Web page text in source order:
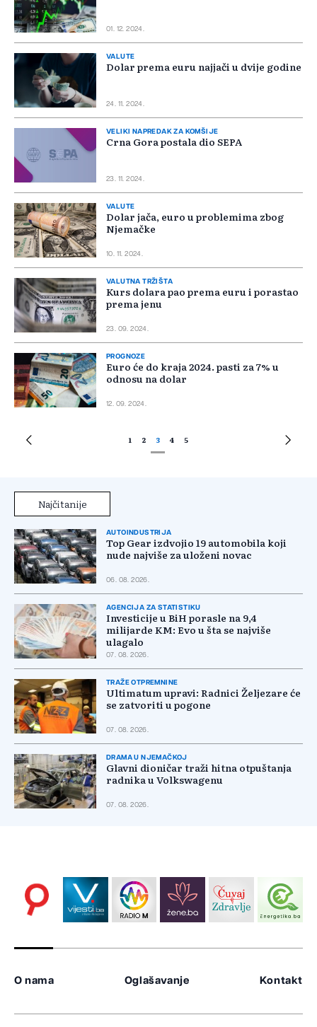
01. 12. 2024.
VALUTE
Dolar prema euru najjači u dvije godine
24. 11. 2024.
VELIKI NAPREDAK ZA KOMŠIJE
Crna Gora postala dio SEPA
23. 11. 2024.
VALUTE
Dolar jača, euro u problemima zbog
Njemačke
10. 11. 2024.
VALUTNA TRŽIŠTA
Kurs dolara pao prema euru i porastao
prema jenu
23. 09. 2024.
PROGNOZE
Euro će do kraja 2024. pasti za 7% u
odnosu na dolar
12. 09. 2024.
1 2 3 4 5
Najčitanije
AUTOINDUSTRIJA
Top Gear izdvojio 19 automobila koji
nude najviše za uloženi novac
06. 08. 2026.
AGENCIJA ZA STATISTIKU
Investicije u BiH porasle na 9,4
milijarde KM: Evo u šta se najviše
ulagalo
07. 08. 2026.
TRAŽE OTPREMNINE
Ultimatum upravi: Radnici Željezare će
se zatvoriti u pogone
07. 08. 2026.
DRAMA U NJEMAČKOJ
Glavni dioničar traži hitna otpuštanja
radnika u Volkswagenu
07. 08. 2026.
O nama Oglašavanje Kontakt